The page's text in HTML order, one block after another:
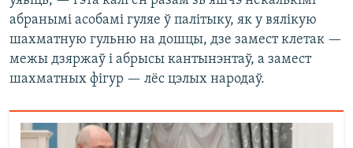
абранымі асобамі гуляе ў палітыку, як у вялікую
шахматную гульню на дошцы, дзе замест клетак —
межы дзяржаў і абрысы кантынэнтаў, а замест
шахматных фігур — лёс цэлых народаў.